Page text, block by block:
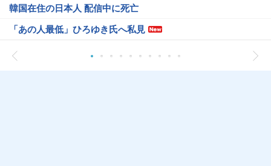
韓国在住の日本人 配信中に死亡
「あの人最低」ひろゆき氏へ私見